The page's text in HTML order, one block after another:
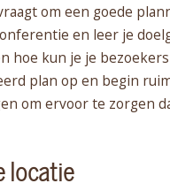
om een goede
en leer je
hoe kun je je bezoekers
plan op en begin
om ervoor te zorgen
locatie